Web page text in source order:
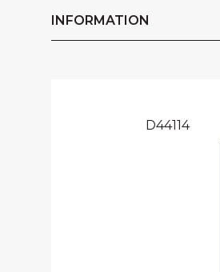
INFORMATION
D44114